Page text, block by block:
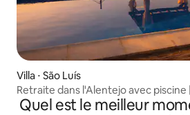
Villa ⋅ São Luís
Retraite dans l'Alentejo avec piscine
nature pour tous
Quel est le meilleur